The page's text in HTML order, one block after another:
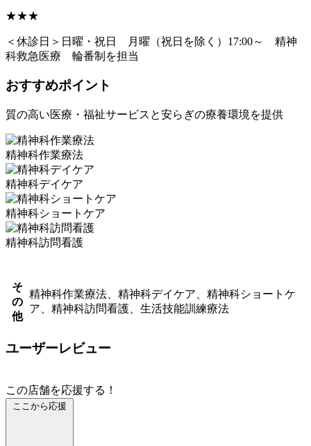
★★★
＜休診日＞日曜・祝日 月曜（祝日を除く）17:00～ 精神
科救急医療 輪番制を担当
おすすめポイント
質の高い医療・福祉サービスと安らぎの療養環境を提供
​精神科作業療法
精神科デイケア
精神科ショートケア
精神科訪問看護
そ
の
他
​精神科作業療法、精神科デイケア、精神科ショートケ
ア、精神科訪問看護、生活技能訓練療法
ユーザーレビュー
この店舗を応援する！
ここから応援